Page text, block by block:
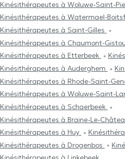
Kinésithérapeutes à Woluwe-Saint-
Kinésithérapeutes à Watermael-
Kinésithérapeutes à Saint-Gilles
Kinésithérapeutes à Chaumont-
Kinésithérapeutes à Etterbeek
Kinésithérapeutes à Auderghem
Kinésithérapeutes à Rhode-Saint-
Kinésithérapeutes à Woluwe-Saint-
Kinésithérapeutes à Schaerbeek
Kinésithérapeutes à Braine-Le-
Kinésithérapeutes à Huy
Kinésithérapeutes à Drogenbos